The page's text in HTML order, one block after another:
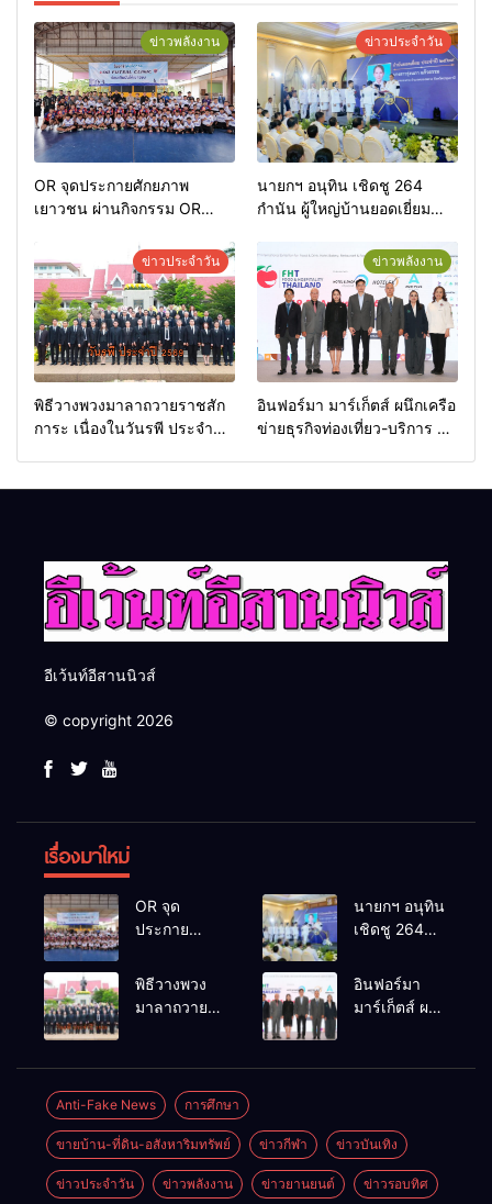
ข่าวพลังงาน
OR จุดประกายศักยภาพ
เยาวชน ผ่านกิจกรรม OR
ข่าวประจำวัน
นายกฯ อนุทิน เชิดชู 264
กำนัน ผู้ใหญ่บ้านยอดเยี่ยม
เกียรติยศแห่งการเสียสละ”
ข่าวประจำวัน
พิธีวางพวงมาลาถวายราชสัก
การะ เนื่องในวันรพี ประจำปี
ข่าวพลังงาน
อินฟอร์มา มาร์เก็ตส์ ผนึกเครือ
ข่ายธุรกิจท่องเที่ยว-บริการ จัด
อีเว้นท์อีสานนิวส์
© copyright 2026
เรื่องมาใหม่
OR จุด
ประกาย
เยาวชน ผ่าน
นายกฯ อนุทิน
เชิดชู 264
บ้านยอดเยี่ยม
มอบแหนบ
เกียรติยศแห่ง
พิธีวางพวง
มาลาถวาย
2569 และ
การแข่งขัน
ฟุตบอลวันรพี
เพื่อเชื่อม
ความสัมพันธ์
อินฟอร์มา
มาร์เก็ตส์ ผนึก
Thailand
2026 เชื่อม 4
งานใหญ่
Anti-Fake News การศึกษา
ขายบ้าน-ที่ดิน-อสังหาริมทรัพย์ ข่าวกีฬา ข่าวบันเทิง
ข่าวประจำวัน ข่าวพลังงาน ข่าวยานยนต์ ข่าวรอบทิศ